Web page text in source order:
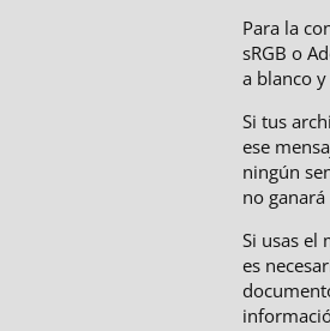
Para la
sRGB o
a blanco
Si tus
ese
ningún
no
Si usas el
es